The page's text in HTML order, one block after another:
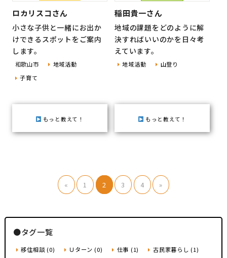
ロカリスコさん
小さな子供と一緒にお出か
けできるスポットをご案内
します。
和歌山市
地域活動
子育て
もっと教えて！
稲田貴一さん
地域の課題をどのように解
決すればいいのかを日々考
えています。
地域活動 山登り
もっと教えて！
« 1 2 3 4 »
●タグ一覧
移住相談 (0) Ｕターン (0) 仕事 (1)
古民家暮らし (1)